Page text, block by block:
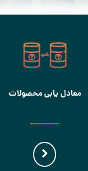
معادل یابی محصولات